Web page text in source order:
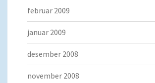
februar 2009
januar 2009
desember 2008
november 2008